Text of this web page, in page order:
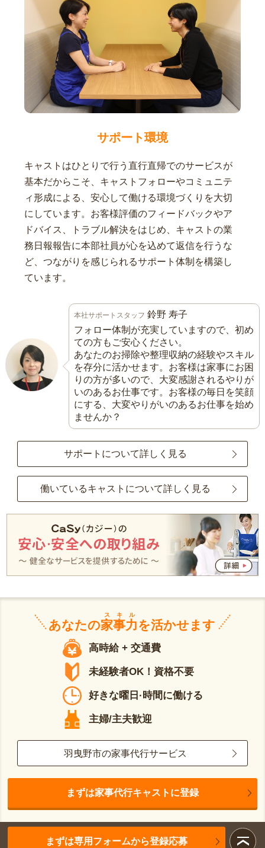
サポート環境
キャストはひとりで行う直行直帰でのサービスが
基本だからこそ、キャストフォローやコミュニテ
ィ形成による、安心して働ける環境づくりを大切
にしています。お客様評価のフィードバックやア
ドバイス、トラブル解決をはじめ、キャストの業
務日報報告に本部社員が心を込めて返信を行うな
ど、つながりを感じられるサポート体制を構築し
ています。
本社サポートスタッフ 鈴野 寿子
フォロー体制が充実していますので、初め
ての方もご安心ください。
あなたのお掃除や整理収納の経験やスキル
を存分に活かせます。お客様は家事にお困
りの方が多いので、大変感謝されるやりが
いのあるお仕事です。お客様の毎日を笑顔
にする、大変やりがいのあるお仕事を始め
ませんか？
サポートについて詳しく見る
働いているキャストについて詳しく見る
あなたの家事力
スキル
を活かせます
高時給 + 交通費
未経験者OK！資格不要
好きな曜日·時間に働ける
主婦/主夫歓迎
羽曳野市の家事代行サービス
まずは家事代行キャストに登録
まずは専用フォームから登録応募